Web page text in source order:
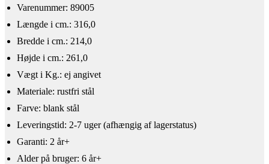
Varenummer: 89005
Længde i cm.: 316,0
Bredde i cm.: 214,0
Højde i cm.: 261,0
Vægt i Kg.: ej angivet
Materiale: rustfri stål
Farve: blank stål
Leveringstid: 2-7 uger (afhængig af lagerstatus)
Garanti: 2 år+
Alder på bruger: 6 år+